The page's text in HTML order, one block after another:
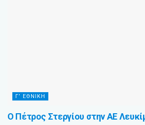
Γ’ ΕΘΝΙΚΉ
Ο Πέτρος Στεργίου στην ΑΕ